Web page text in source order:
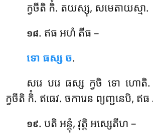
ក្វចីតិ កិំ. តយស្សុ, សមេតាយស្មា.
១៨. ឥធអហំ តីធ –
ទោ ធស្ស ច.
សរេ បរេ ធស្ស ក្វចិ ទោ ហោ
ក្វចីតិ កិំ. ឥធេវ. ចការេន ព្យញ្ជនេបិ, ឥធ
១៩. បតិ អន្តុំ, វុត្តិ អស្សេតីហ –